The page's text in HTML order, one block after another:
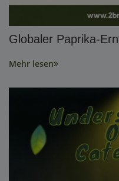
Globaler Paprika-
Mehr lesen